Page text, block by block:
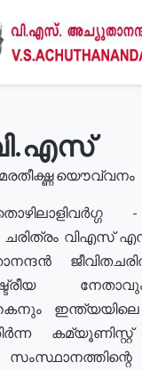
യൌവ്വനം
വിഎസ്
ഇന്ത്യയിലെ